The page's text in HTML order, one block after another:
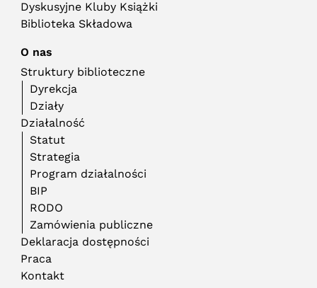
Dyskusyjne Kluby Książki
Biblioteka Składowa
O nas
Struktury biblioteczne
Dyrekcja
Działy
Działalność
Statut
Strategia
Program działalności
BIP
RODO
Zamówienia publiczne
Deklaracja dostępności
Praca
Kontakt